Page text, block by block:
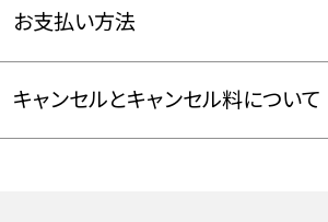
お支払い方法
キャンセルとキャンセル料について